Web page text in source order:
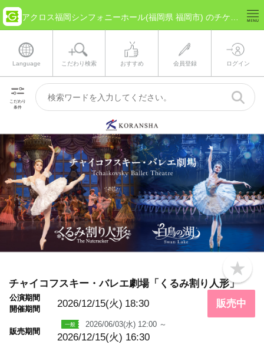
Language こだわり検索 おすすめ 会員登録 ログイン
こだわり
条件
b
o
o
k
m
a
チャイコフスキー・バレエ劇場「くるみ割り人形」
公演期間
開催期間
2026/12/15(火) 18:30
販売期間
2026/06/03(水) 12:00 ～
2026/12/15(火) 16:30
販売中